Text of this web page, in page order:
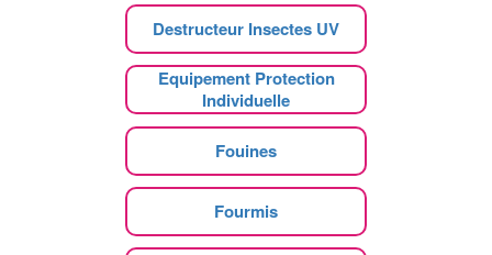
Destructeur Insectes UV
Equipement Protection
Individuelle
Fouines
Fourmis